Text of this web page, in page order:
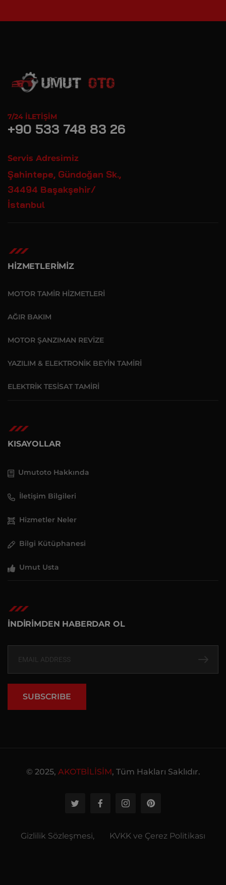
7/24 İLETIŞIM
+90 533 748 83 26
Servis Adresimiz
Şahintepe, Gündoğan Sk.,
34494 Başakşehir/
İstanbul
HİZMETLERİMİZ
MOTOR TAMIR HIZMETLERI
AĞIR BAKIM
MOTOR ŞANZIMAN REVIZE
YAZILIM & ELEKTRONIK BEYIN TAMIRI
ELEKTRIK TESISAT TAMIRI
KISAYOLLAR
Umutoto Hakkında
İletişim Bilgileri
Hizmetler Neler
Bilgi Kütüphanesi
Umut Usta
İNDİRİMDEN HABERDAR OL
SUBSCRIBE
© 2025, AKOTBİLİSİM, Tüm Hakları Saklıdır.
Gizlilik Sözleşmesi, KVKK ve Çerez Politikası